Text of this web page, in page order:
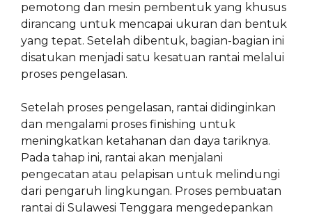
pemotong dan mesin pembentuk yang khusus
dirancang untuk mencapai ukuran dan bentuk
yang tepat. Setelah dibentuk, bagian-bagian ini
disatukan menjadi satu kesatuan rantai melalui
proses pengelasan.
Setelah proses pengelasan, rantai didinginkan
dan mengalami proses finishing untuk
meningkatkan ketahanan dan daya tariknya.
Pada tahap ini, rantai akan menjalani
pengecatan atau pelapisan untuk melindungi
dari pengaruh lingkungan. Proses pembuatan
rantai di Sulawesi Tenggara mengedepankan